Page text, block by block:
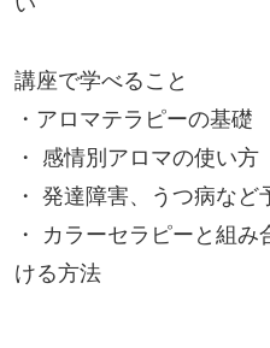
講座で学べること
・アロマテラピーの基礎
・ 感情別アロマの使い方
・ 発達障害、うつ病など
・ カラーセラピーと組
ける方法